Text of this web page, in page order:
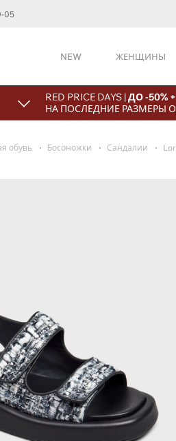
05
NEW ЖЕНЩИНЫ
RED PRICE DAYS |ДО -50%
НА ПОСЛЕДНИЕ РАЗМЕРЫ
обувь Босоножки Сандалии